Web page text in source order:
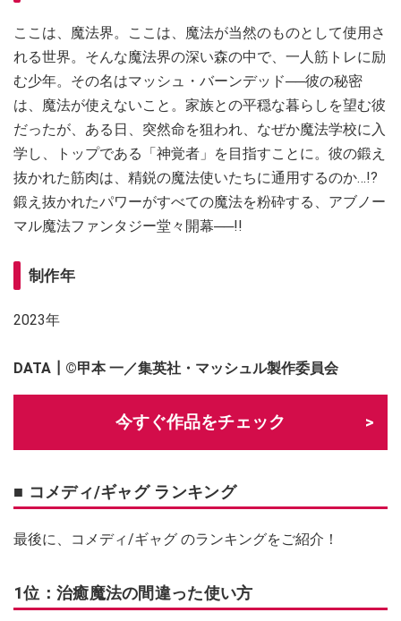
ここは、魔法界。ここは、魔法が当然のものとして使用さ
れる世界。そんな魔法界の深い森の中で、一人筋トレに励
む少年。その名はマッシュ・バーンデッド──彼の秘密
は、魔法が使えないこと。家族との平穏な暮らしを望む彼
だったが、ある日、突然命を狙われ、なぜか魔法学校に入
学し、トップである「神覚者」を目指すことに。彼の鍛え
抜かれた筋肉は、精鋭の魔法使いたちに通用するのか…!?
鍛え抜かれたパワーがすべての魔法を粉砕する、アブノー
マル魔法ファンタジー堂々開幕──!!
制作年
2023年
DATA┃©甲本 一／集英社・マッシュル製作委員会
今すぐ作品をチェック
■ コメディ/ギャグ ランキング
最後に、コメディ/ギャグ のランキングをご紹介！
1位：治癒魔法の間違った使い方